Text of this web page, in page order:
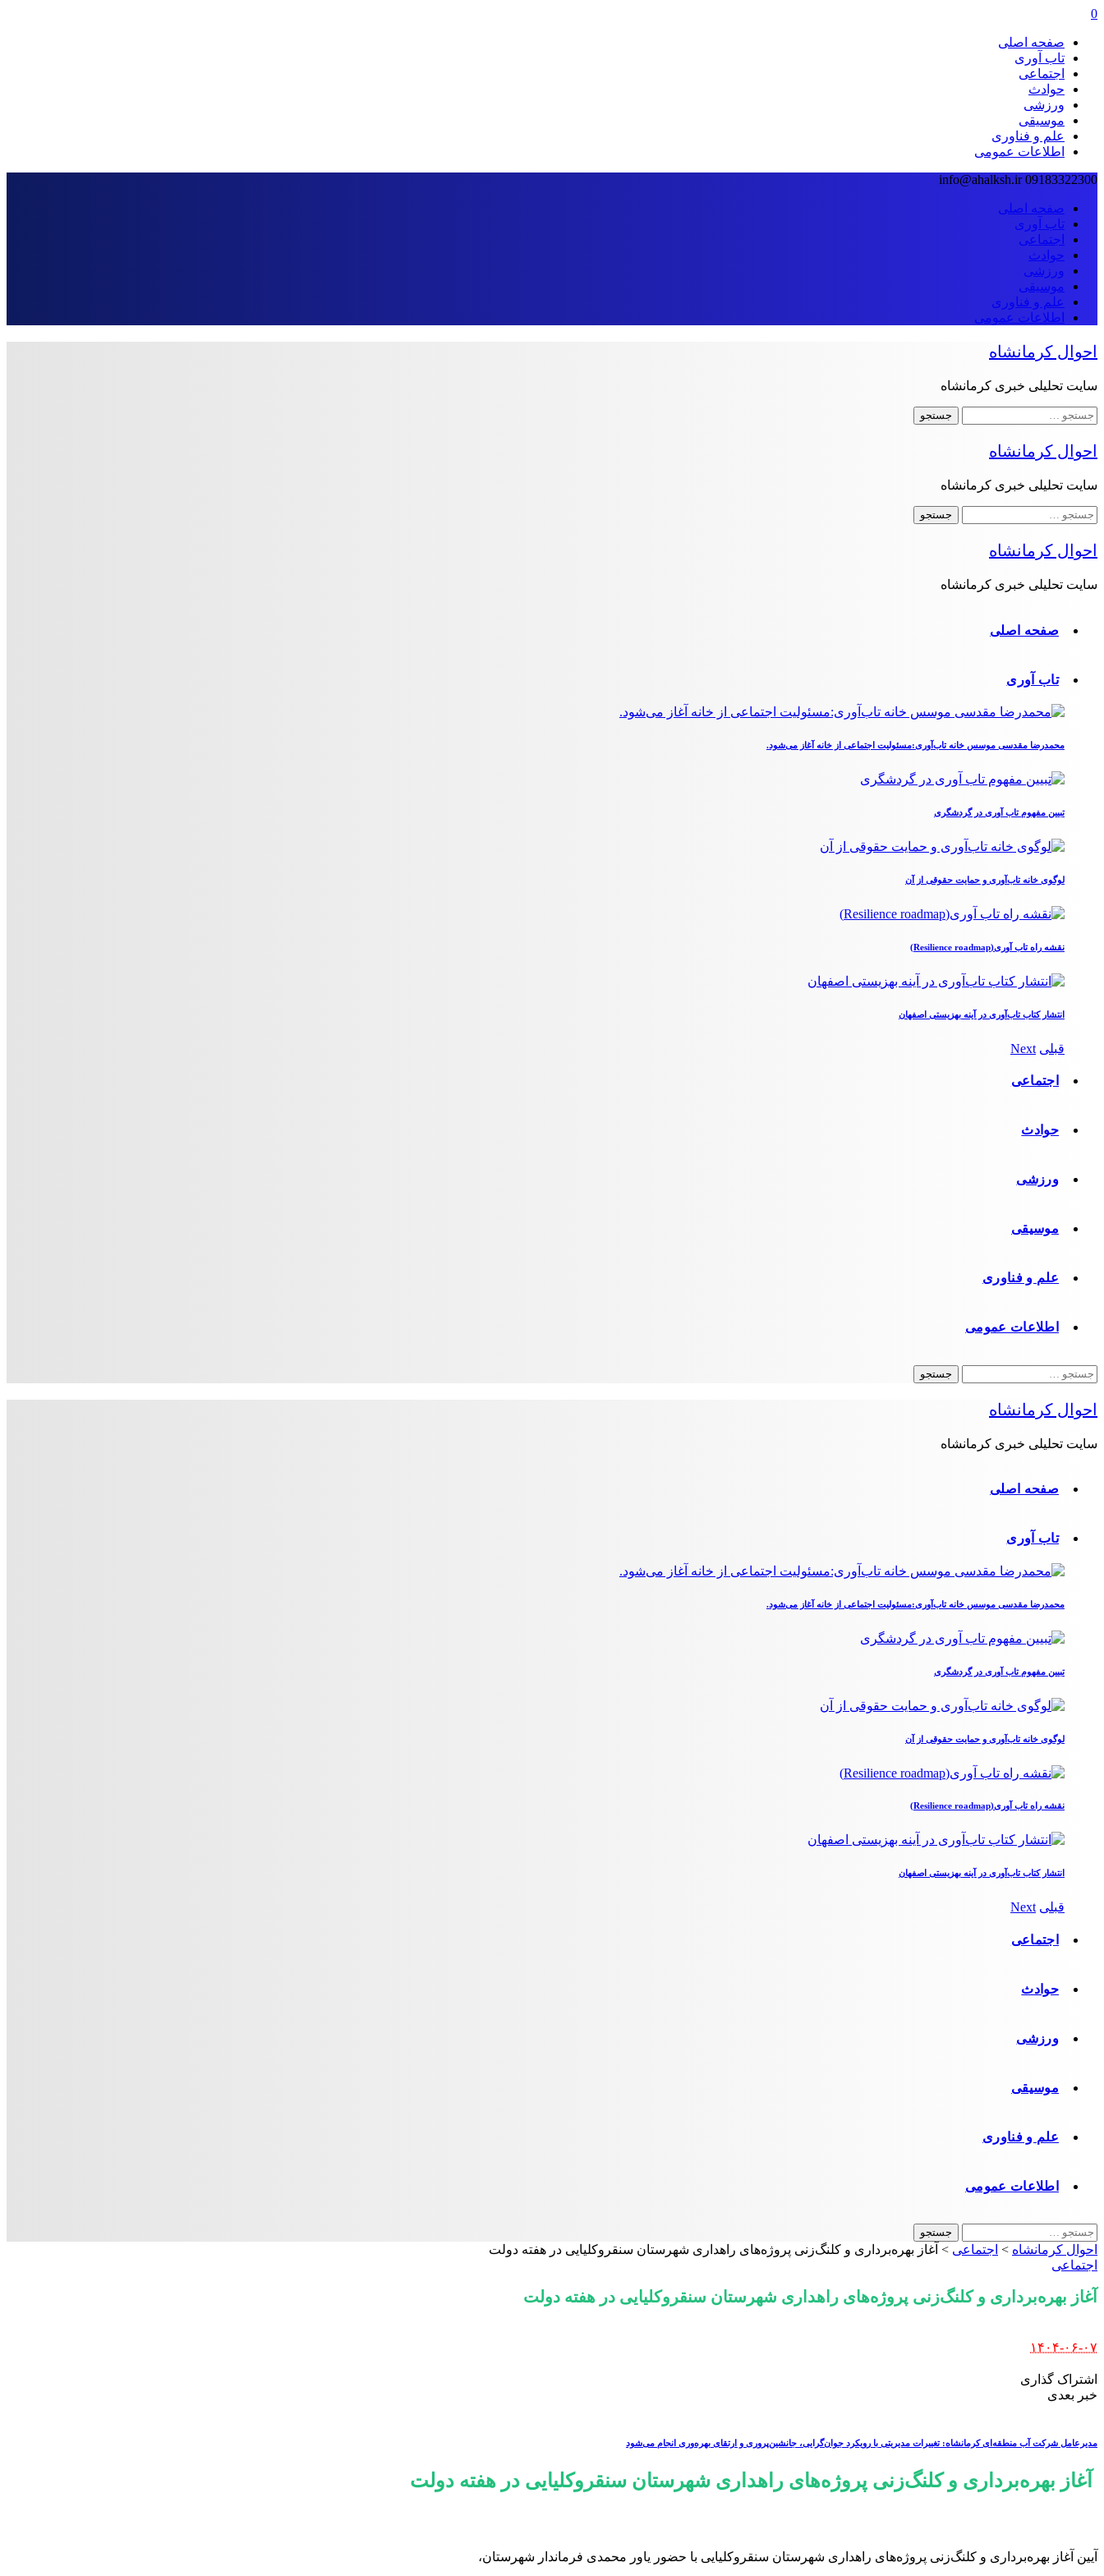
0
صفحه اصلی
تاب آوری
اجتماعی
حوادث
ورزشی
موسیقی
علم و فناوری
اطلاعات عمومی
09183322300
info@ahalksh.ir
صفحه اصلی
تاب آوری
اجتماعی
حوادث
ورزشی
موسیقی
علم و فناوری
اطلاعات عمومی
احوال کرمانشاه
سایت تحلیلی خبری کرمانشاه
جستجو
برای:
احوال کرمانشاه
سایت تحلیلی خبری کرمانشاه
جستجو
برای:
احوال کرمانشاه
سایت تحلیلی خبری کرمانشاه
صفحه اصلی
تاب آوری
محمدرضا مقدسی موسس خانه تاب‌آوری:مسئولیت اجتماعی از خانه آغاز می‌شود.
تبیین مفهوم تاب آوری در گردشگری
لوگوی خانه تاب‌آوری و حمایت حقوقی از آن
نقشه راه تاب آوری(Resilience roadmap)
انتشار کتاب تاب‌آوری در آینه بهزیستی اصفهان
قبلی Next
اجتماعی
حوادث
ورزشی
موسیقی
علم و فناوری
اطلاعات عمومی
جستجو
برای:
احوال کرمانشاه
سایت تحلیلی خبری کرمانشاه
صفحه اصلی
تاب آوری
محمدرضا مقدسی موسس خانه تاب‌آوری:مسئولیت اجتماعی از خانه آغاز می‌شود.
تبیین مفهوم تاب آوری در گردشگری
لوگوی خانه تاب‌آوری و حمایت حقوقی از آن
نقشه راه تاب آوری(Resilience roadmap)
انتشار کتاب تاب‌آوری در آینه بهزیستی اصفهان
قبلی Next
اجتماعی
حوادث
ورزشی
موسیقی
علم و فناوری
اطلاعات عمومی
جستجو
برای:
احوال کرمانشاه > اجتماعی > آغاز بهره‌برداری و کلنگ‌زنی پروژه‌های راهداری شهرستان سنقروکلیایی در هفته دولت
اجتماعی
آغاز بهره‌برداری و کلنگ‌زنی پروژه‌های راهداری شهرستان سنقروکلیایی در هفته دولت
by
۱۴۰۴-۰۶-۰۷
اشتراک گذاری
خبر بعدی
مدیرعامل شرکت آب منطقه‌ای کرمانشاه: تغییرات مدیریتی با رویکرد جوان‌گرایی، جانشین‌پروری و ارتقای بهره‌وری انجام می‌شود
آغاز بهره‌برداری و کلنگ‌زنی پروژه‌های راهداری شهرستان سنقروکلیایی در هفته دولت
آیین آغاز بهره‌برداری و کلنگ‌زنی پروژه‌های راهداری شهرستان سنقروکلیایی با حضور یاور محمدی فرماندار شهرستان،